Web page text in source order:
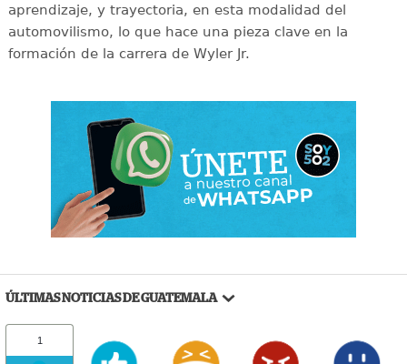
aprendizaje, y trayectoria, en esta modalidad del
automovilismo, lo que hace una pieza clave en la
formación de la carrera de Wyler Jr.
ÚLTIMAS NOTICIAS DE GUATEMALA
1